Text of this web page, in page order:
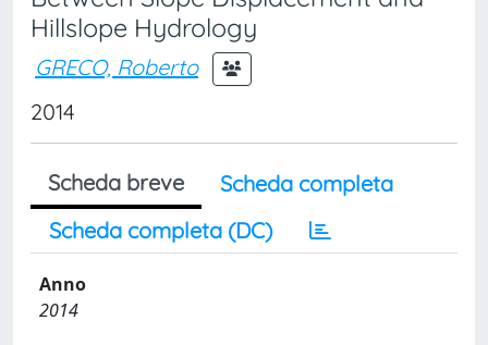
Hillslope Hydrology
GRECO, Roberto
2014
Scheda breve
Scheda completa
Scheda completa (DC)
Anno
2014